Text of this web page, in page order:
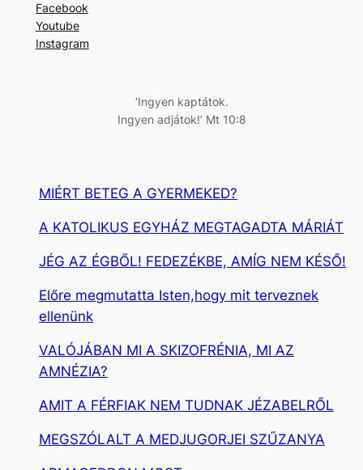
e
s
Facebook
Youtube
Instagram
‘Ingyen kaptátok.
Ingyen adjátok!’ Mt 10:8
MIÉRT BETEG A GYERMEKED?
A KATOLIKUS EGYHÁZ MEGTAGADTA MÁRIÁT
JÉG AZ ÉGBŐL! FEDEZÉKBE, AMÍG NEM KÉSŐ!
Előre megmutatta Isten,hogy mit terveznek
ellenünk
VALÓJÁBAN MI A SKIZOFRÉNIA, MI AZ
AMNÉZIA?
AMIT A FÉRFIAK NEM TUDNAK JÉZABELRŐL
MEGSZÓLALT A MEDJUGORJEI SZŰZANYA